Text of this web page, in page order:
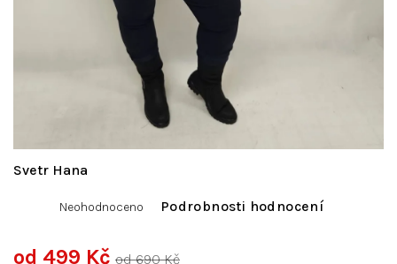
od 690 Kč
od 499 Kč
Svetr Hana
hodnoceníNeohodnoceno Podrobnosti hodnocení